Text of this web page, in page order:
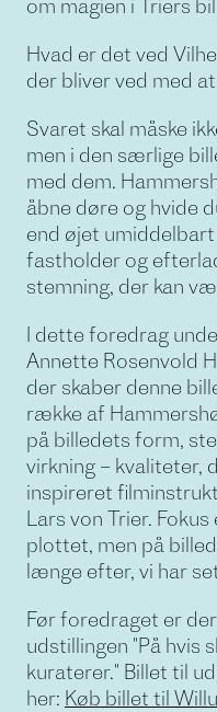
om magien i Triers
Hvad er det ved
der bliver ved med
Svaret skal måske
men i den særlige
med dem.
åbne døre og hvide
end øjet umiddelbart
fastholder og
stemning, der kan
I dette foredrag
Annette Rosenvold
der skaber denne
række af
på billedets form,
virkning – kvaliteter,
inspireret
Lars von Trier.
plottet, men på
længe efter, vi har
Før foredraget er
udstillingen "På hvis
kuraterer." Billet til
her: Køb billet til